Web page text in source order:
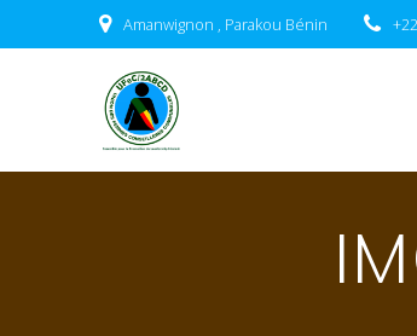
au
Amanwignon , Parakou Bénin